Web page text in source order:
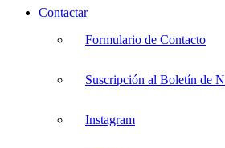
Contactar
Formulario de Contacto
Suscripción al Boletín de
Instagram